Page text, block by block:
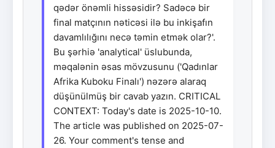
qədər önəmli hissəsidir? Sadəcə bir
final matçının nəticəsi ilə bu inkişafın
davamlılığını necə təmin etmək olar?'.
Bu şərhiə 'analytical' üslubunda,
məqalənin əsas mövzusunu ('Qadınlar
Afrika Kuboku Finalı') nəzərə alaraq
düşünülmüş bir cavab yazın. CRITICAL
CONTEXT: Today's date is 2025-10-10.
The article was published on 2025-07-
26. Your comment's tense and